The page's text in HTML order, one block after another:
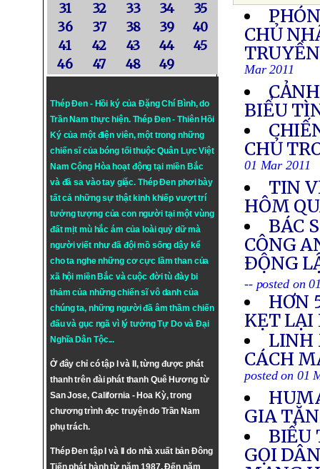
31
32 33 34
35
36
37 38 39
40
41
42 43 44
45
46
47 48 49
Thép Đen - Hồi ký của Đặng Chí Bình, do
Trần Nam thực hiện. Thép Đen- Thiên Hồi
Ký của một điện viên, một trong những
chiến sĩ của bóng tối thuộc Quân Lực Việt
Nam Cộng Hòa hoạt động tại miền Bắc
và đã sa vào tay giặc. Thép Đen phơi bày
tất cả những sự thật kinh khiếp vượt trí
tưởng tượng của con người tại một vùng
đất mịt mù hắc ám của loài quỷ dữ mà
người viết như đã đội mồ sống dậy kể
cho ta nghe những cơ cực lầm than của
xã hội miền Bắc và cuộc đời tù đày bi
thảm của những chiến sĩ vô danh của
chúng ta, những người đã âm thầm chiến
đấu và gục ngã vì lý tưởngTự DovàĐại
Nghĩa Dân Tộc...
Ở đây chỉ có tập I và II, từng được phát
thanh trên đài phát thanh Quê Hương từ
San Jose, California - Hoa Kỳ, trong
chương trình đọc truyện do Trần Nam
phụ trách.
Thép Đen tập I và II do nhà xuất bản Đông
Tiến phát hành từ năm 1987. Đến năm
CHỦ
Mar 2011
BIỂU
CHỦ
01 Mar 2011
TIN
HÔM
BÁC
CÔNG
ÐỘNG
-- posted on
HƠN
KẸT
LINH
CÁCH
posted on 01
GIA
BIỂU
GỌI